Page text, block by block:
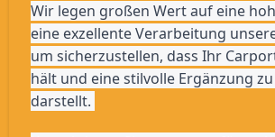
Wir legen großen Wert auf eine
eine exzellente Verarbeitung
um sicherzustellen, dass Ihr
hält und eine stilvolle Ergänzung
darstellt.